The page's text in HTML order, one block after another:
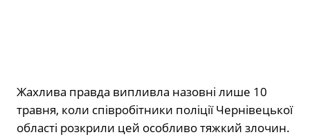
Жахлива правда випливла назовні лише 10
травня, коли співробітники поліції Чернівецької
області розкрили цей особливо тяжкий злочин.